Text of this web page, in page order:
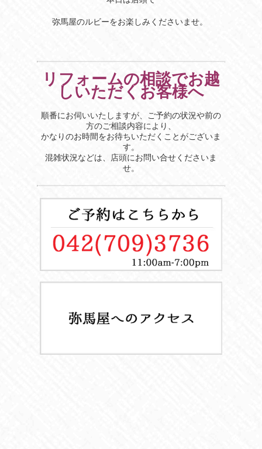
弥馬屋のルビーをお楽しみくださいませ。
リフォームの相談でお越
しいただくお客様へ
順番にお伺いいたしますが、ご予約の状況や前の
方のご相談内容により、
かなりのお時間をお待ちいただくことがございま
す。
混雑状況などは、店頭にお問い合せくださいま
せ。